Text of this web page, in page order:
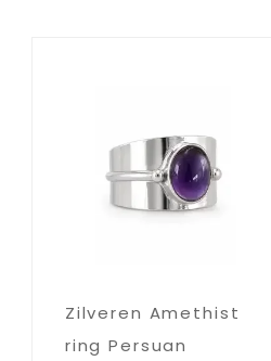
Zilveren Amethist
ring Persuan